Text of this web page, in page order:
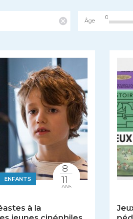
Âge
0
ENFANTS
à la
8
11
ANS